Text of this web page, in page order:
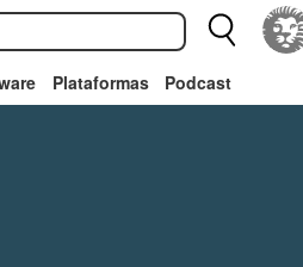
Plataformas Podcast